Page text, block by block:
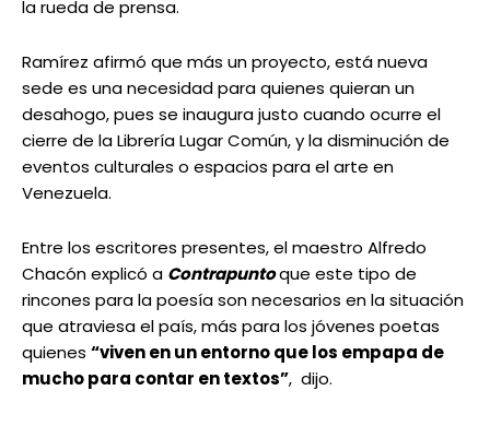
la rueda de prensa.
Ramírez afirmó que más un proyecto, está nueva
sede es una necesidad para quienes quieran un
desahogo, pues se inaugura justo cuando ocurre el
cierre de la Librería Lugar Común, y la disminución de
eventos culturales o espacios para el arte en
Venezuela.
Entre los escritores presentes, el maestro Alfredo
Chacón explicó a Contrapuntoque este tipo de
rincones para la poesía son necesarios en la situación
que atraviesa el país, más para los jóvenes poetas
quienes “viven en un entorno que los empapa de
mucho para contar en textos”, dijo.